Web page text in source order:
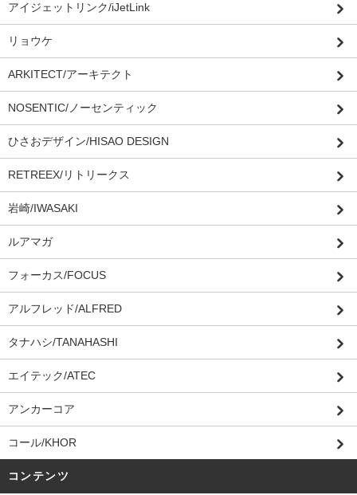
アイジェットリンク/iJetLink
リョウケ
ARKITECT/アーキテクト
NOSENTIC/ノーセンティック
ひさおデザイン/HISAO DESIGN
RETREEX/リトリークス
岩崎/IWASAKI
ルアマガ
フォーカス/FOCUS
アルフレッド/ALFRED
タナハシ/TANAHASHI
エイテック/ATEC
アンカーコア
コール/KHOR
コンテンツ